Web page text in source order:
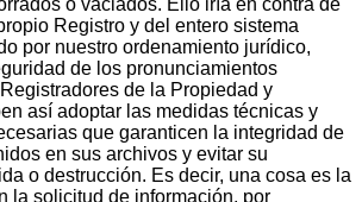
Registro y del entero sistema
por nuestro ordenamiento jurídico,
de los pronunciamientos
de la Propiedad y
así adoptar las medidas técnicas y
que garanticen la integridad de
en sus archivos y evitar su
o destrucción. Es decir, una cosa es la
la solicitud de información, por